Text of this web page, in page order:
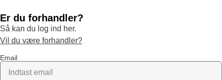
Er du forhandler?
Så kan du log ind her.
Vil du være forhandler?
Email